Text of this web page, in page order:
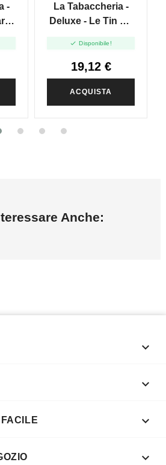
-
La Tabaccheria -
Deluxe - Le Tin Da
Vape Shot 20ml
 Disponibile!
19,12 €
ACQUISTA
Anche:



